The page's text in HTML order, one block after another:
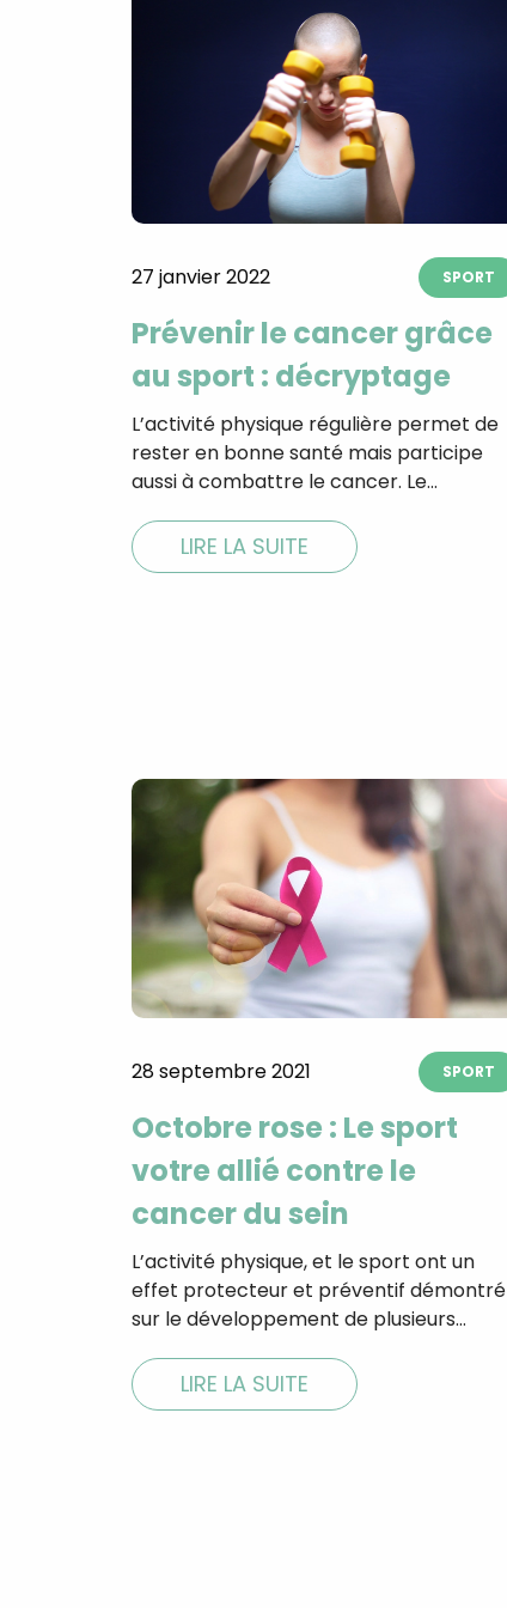
27 janvier 2022 SPORT
Prévenir le cancer grâce
au sport : décryptage
L’activité physique régulière permet de
rester en bonne santé mais participe
aussi à combattre le cancer. Le…
LIRE LA SUITE
28 septembre 2021 SPORT
Octobre rose : Le sport
votre allié contre le
cancer du sein
L’activité physique, et le sport ont un
effet protecteur et préventif démontré
sur le développement de plusieurs…
LIRE LA SUITE